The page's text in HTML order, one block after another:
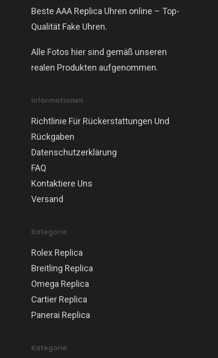
Beste AAA Replica Uhren online – Top-
Qualität Fake Uhren.
Alle Fotos hier sind gemäß unseren
realen Produkten aufgenommen.
Informationen
Richtlinie Für Rückerstattungen Und
Rückgaben
Datenschutzerklärung
FAQ
Kontaktiere Uns
Versand
Kategorie
Rolex Replica
Breitling Replica
Omega Replica
Cartier Replica
Panerai Replica
Kategorie